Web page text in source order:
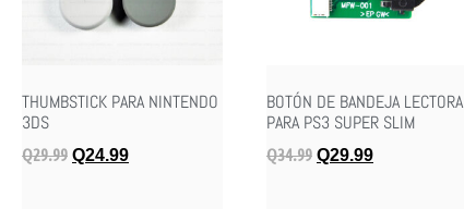
THUMBSTICK PARA NINTENDO
3DS
Q29.99 Q24.99
BOTÓN DE BANDEJA LECTORA
PARA PS3 SUPER SLIM
Q34.99 Q29.99